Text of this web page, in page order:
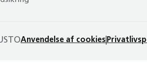
Anvendelse af cookies